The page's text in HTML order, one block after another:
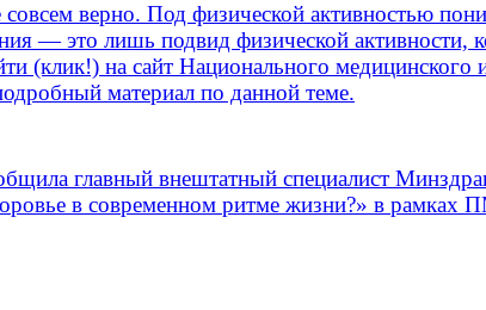
верно. Под физической активностью
— это лишь подвид физической активности,
(клик!) на сайт Национального медицинского
материал по данной теме.
главный внештатный специалист
в современном ритме жизни?» в